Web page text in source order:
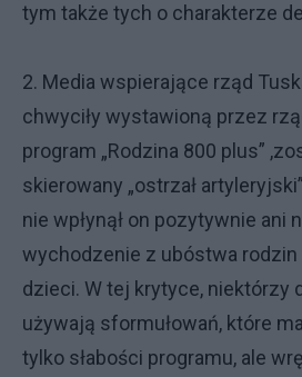
tym także tych o charakterze
2. Media wspierające rząd
chwyciły wystawioną przez
program „Rodzina 800 plus”
skierowany „ostrzał
nie wpłynął on pozytywnie ani
wychodzenie z ubóstwa
dzieci. W tej krytyce, niektórzy
używają sformułowań, które
tylko słabości programu, ale